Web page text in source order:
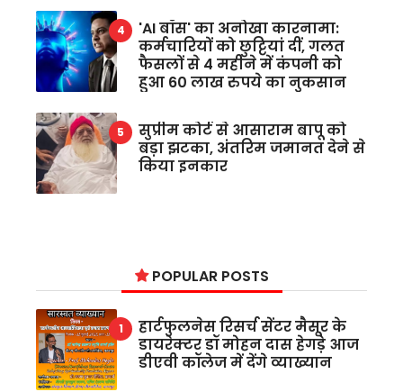
'AI बॉस' का अनोखा कारनामा:
कर्मचारियों को छुट्टियां दीं, गलत
फैसलों से 4 महीने में कंपनी को
हुआ 60 लाख रुपये का नुकसान
सुप्रीम कोर्ट से आसाराम बापू को
बड़ा झटका, अंतरिम जमानत देने से
किया इनकार
POPULAR POSTS
हार्टफुलनेस रिसर्च सेंटर मैसूर के
डायरेक्टर डॉ मोहन दास हेगड़े आज
डीएवी कॉलेज में देंगे व्याख्यान